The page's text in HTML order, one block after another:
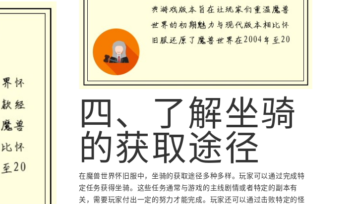
四、了解坐骑
的获取途径
在魔兽世界怀旧服中，坐骑的获取途径多种多样。玩家可以通过完成特
定任务获得坐骑。这些任务通常与游戏的主线剧情或者特定的副本有
关，需要玩家付出一定的努力才能完成。玩家还可以通过击败特定的怪